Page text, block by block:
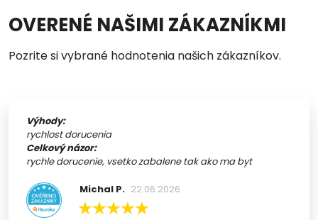
OVERENÉ NAŠIMI ZÁKAZNÍKMI
Pozrite si vybrané hodnotenia našich zákazníkov.
Výhody:
rychlost dorucenia
Celkový názor:
rychle dorucenie, vsetko zabalene tak ako ma byt
Michal P. 22.06.2026